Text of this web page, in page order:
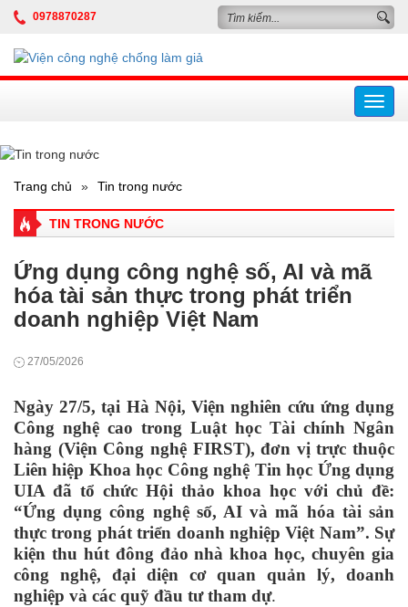
0978870287
Trang chủ » Tin trong nước
TIN TRONG NƯỚC
Ứng dụng công nghệ số, AI và mã
hóa tài sản thực trong phát triển
doanh nghiệp Việt Nam
27/05/2026
Ngày 27/5, tại Hà Nội, Viện nghiên cứu ứng dụng
Công nghệ cao trong Luật học Tài chính Ngân
hàng (Viện Công nghệ FIRST), đơn vị trực thuộc
Liên hiệp Khoa học Công nghệ Tin học Ứng dụng
UIA đã tổ chức Hội thảo khoa học với chủ đề:
“Ứng dụng công nghệ số, AI và mã hóa tài sản
thực trong phát triển doanh nghiệp Việt Nam”. Sự
kiện thu hút đông đảo nhà khoa học, chuyên gia
công nghệ, đại diện cơ quan quản lý, doanh
nghiệp và các quỹ đầu tư tham dự.